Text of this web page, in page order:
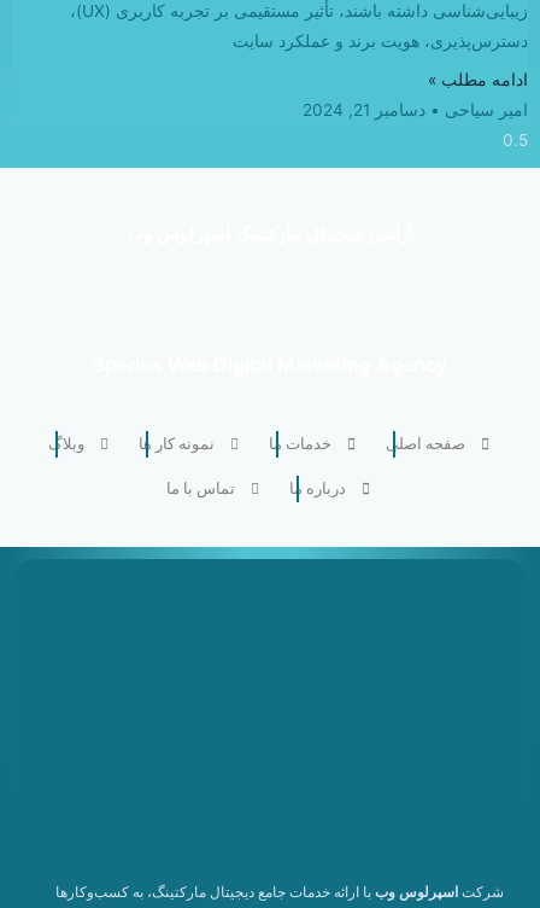
زیبایی‌شناسی داشته باشند، تأثیر مستقیمی بر تجربه کاربری (UX)،
دسترس‌پذیری، هویت برند و عملکرد سایت
ادامه مطلب »
امیر سیاحی
دسامبر 21, 2024
صفحه اصلی خدمات ما نمونه کار ها وبلاگ
درباره ما تماس با ما
شرکت اسپرلوس وب با ارائه خدمات جامع دیجیتال مارکتینگ، به کسب‌وکارها